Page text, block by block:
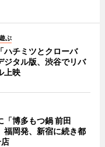
ぶ
ハチミツとクローバ
ジタル版、渋谷でリバ
上映
「博多もつ鍋 前田
岡発、新宿に続き都